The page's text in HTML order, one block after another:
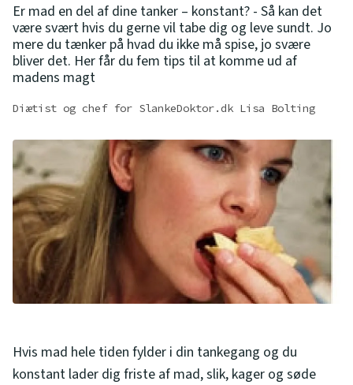
Er mad en del af dine tanker – konstant? - Så kan det
være svært hvis du gerne vil tabe dig og leve sundt. Jo
mere du tænker på hvad du ikke må spise, jo svære
bliver det. Her får du fem tips til at komme ud af
madens magt
Diætist og chef for SlankeDoktor.dk Lisa Bolting
Hvis mad hele tiden fylder i din tankegang og du
konstant lader dig friste af mad, slik, kager og søde